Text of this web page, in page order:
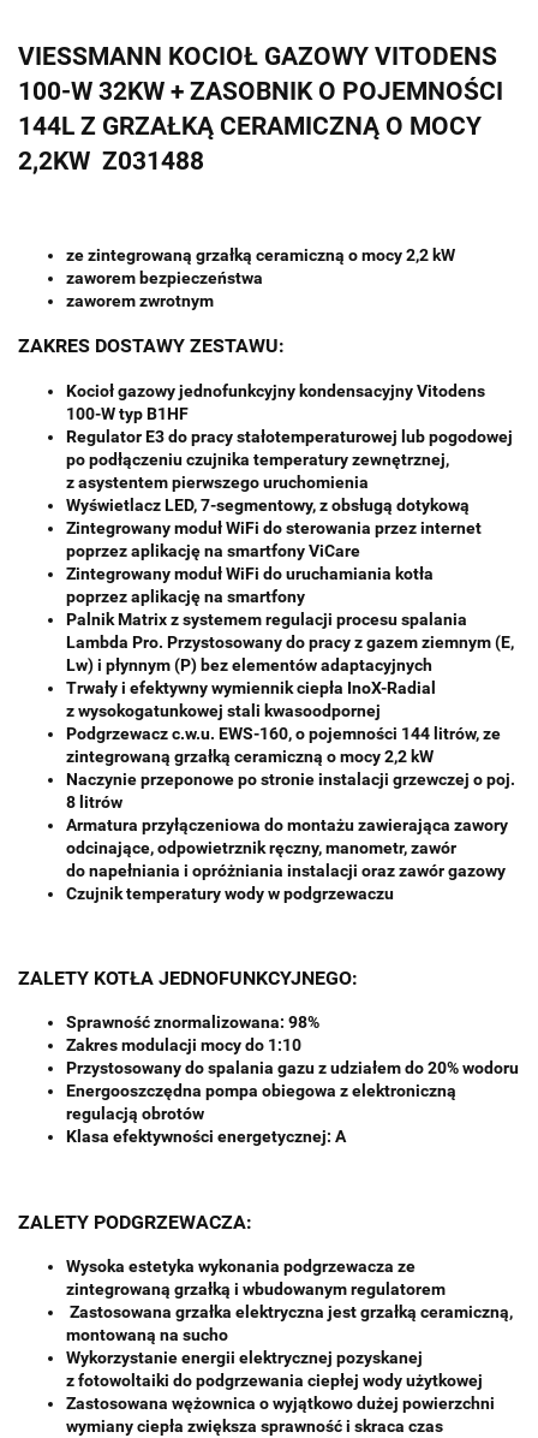
VIESSMANN KOCIOŁ GAZOWY VITODENS
100-W 32KW + ZASOBNIK O POJEMNOŚCI
144L Z GRZAŁKĄ CERAMICZNĄ O MOCY
2,2KW Z031488
ze zintegrowaną grzałką ceramiczną o mocy 2,2 kW
zaworem bezpieczeństwa
zaworem zwrotnym
ZAKRES DOSTAWY ZESTAWU:
Kocioł gazowy jednofunkcyjny kondensacyjny Vitodens
100-W typ B1HF
Regulator E3 do pracy stałotemperaturowej lub pogodowej
po podłączeniu czujnika temperatury zewnętrznej,
z asystentem pierwszego uruchomienia
Wyświetlacz LED, 7-segmentowy, z obsługą dotykową
Zintegrowany moduł WiFi do sterowania przez internet
poprzez aplikację na smartfony ViCare
Zintegrowany moduł WiFi do uruchamiania kotła
poprzez aplikację na smartfony
Palnik Matrix z systemem regulacji procesu spalania
Lambda Pro. Przystosowany do pracy z gazem ziemnym (E,
Lw) i płynnym (P) bez elementów adaptacyjnych
Trwały i efektywny wymiennik ciepła InoX-Radial
z wysokogatunkowej stali kwasoodpornej
Podgrzewacz c.w.u. EWS-160, o pojemności 144 litrów, ze
zintegrowaną grzałką ceramiczną o mocy 2,2 kW
Naczynie przeponowe po stronie instalacji grzewczej o poj.
8 litrów
Armatura przyłączeniowa do montażu zawierająca zawory
odcinające, odpowietrznik ręczny, manometr, zawór
do napełniania i opróżniania instalacji oraz zawór gazowy
Czujnik temperatury wody w podgrzewaczu
ZALETY KOTŁA JEDNOFUNKCYJNEGO:
Sprawność znormalizowana: 98%
Zakres modulacji mocy do 1:10
Przystosowany do spalania gazu z udziałem do 20% wodoru
Energooszczędna pompa obiegowa z elektroniczną
regulacją obrotów
Klasa efektywności energetycznej: A
ZALETY PODGRZEWACZA:
Wysoka estetyka wykonania podgrzewacza ze
zintegrowaną grzałką i wbudowanym regulatorem
Zastosowana grzałka elektryczna jest grzałką ceramiczną,
montowaną na sucho
Wykorzystanie energii elektrycznej pozyskanej
z fotowoltaiki do podgrzewania ciepłej wody użytkowej
Zastosowana wężownica o wyjątkowo dużej powierzchni
wymiany ciepła zwiększa sprawność i skraca czas